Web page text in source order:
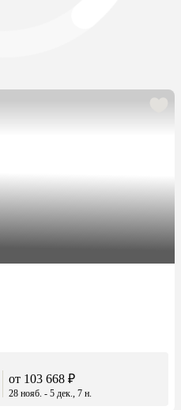
от 103 668 ₽
28 нояб. - 5 дек., 7 н.